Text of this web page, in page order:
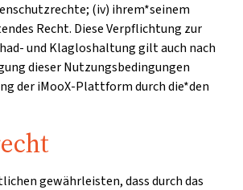
(iv) ihrem*seinem
Recht. Diese Verpflichtung zur
und Klagloshaltung gilt auch nach
dieser Nutzungsbedingungen
der iMooX-Plattform durch die*den
gewährleisten, dass durch das